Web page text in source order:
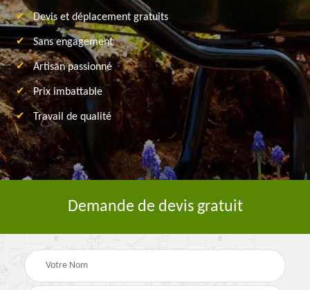
Devis et déplacement gratuits
Sans engagement
Artisan passionné
Prix imbattable
Travail de qualité
Demande de devis gratuit